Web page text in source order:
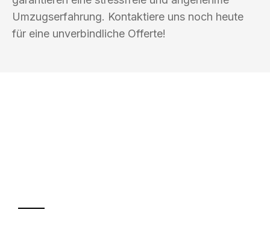
Umzugserfahrung. Kontaktiere uns noch heute
für eine unverbindliche Offerte!